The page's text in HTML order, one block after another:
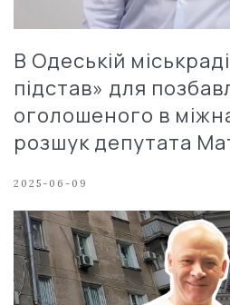
В Одеській
підстав» для
оголошеного в
розшук депутата
2025-06-09